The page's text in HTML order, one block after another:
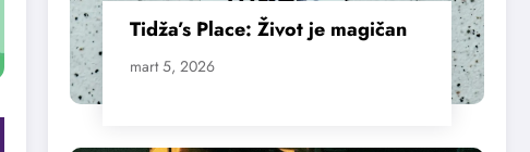
Tidža’s Place: Život je magičan
mart 5, 2026